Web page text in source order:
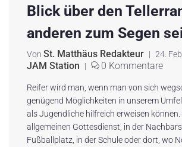
Blick über den
anderen zum Segen
Von St. Matthäus Redakteur | 24.
JAM Station | 0 Kommentare
Reifer wird man, wenn man von sich
genügend Möglichkeiten in unserem
als Jugendliche hilfreich erweisen können.
allgemeinen Gottesdienst, in der
Fußballplatz, in der Schule oder dort, wo